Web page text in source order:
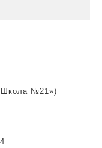
№21»)